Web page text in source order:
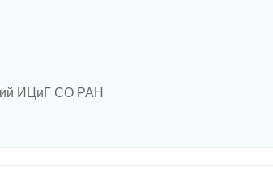
ИЦиГ СО РАН